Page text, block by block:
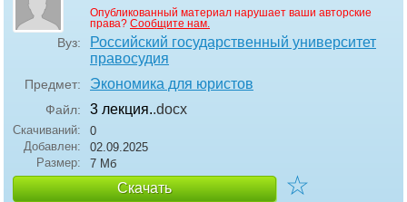
Опубликованный материал нарушает ваши авторские
права? Сообщите нам.
Вуз:
Российский государственный университет
правосудия
Предмет: Экономика для юристов
Файл: 3 лекция..docx
Скачиваний:
0
Добавлен:
02.09.2025
Размер:
7 Мб
Скачать ☆